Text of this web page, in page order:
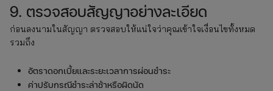
9. ตรวจสอบสัญญาอย่างละเอียด
ก่อนลงนามในสัญญา ตรวจสอบให้แน่ใจว่าคุณเข้าใจเงื่อนไขทั้งหมด
รวมถึง
อัตราดอกเบี้ยและระยะเวลาการผ่อนชำระ
ค่าปรับกรณีชำระล่าช้าหรือผิดนัด